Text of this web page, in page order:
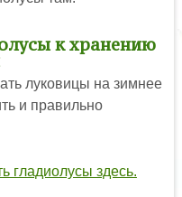
к хранению
луковицы на зимнее
и правильно
гладиолусы здесь.